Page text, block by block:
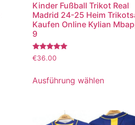
Kinder Fußball Trikot Real
Madrid 24-25 Heim
Kaufen Online Kylian
9
Bewertet
mit
von 5
€36.00
Ausführung wählen